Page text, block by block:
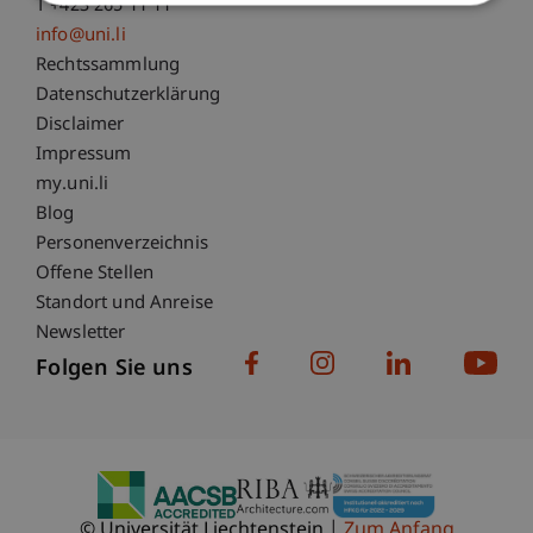
T +423 265 11 11
info@uni.li
Fußzeile Rechtliche Hinweise
Rechtssammlung
Datenschutzerklärung
Disclaimer
Impressum
Fußzeile Subdomain-Verzeichnis
my.uni.li
Blog
Personenverzeichnis
Offene Stellen
Standort und Anreise
Newsletter
Folgen Sie uns